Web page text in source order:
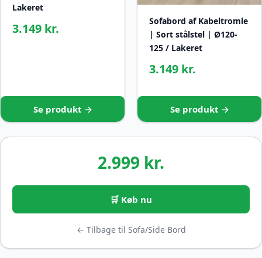
Lakeret
3.149 kr.
Se produkt →
Sofabord af Kabeltromle
| Sort stålstel | Ø120-
125 / Lakeret
3.149 kr.
Se produkt →
2.999 kr.
🛒 Køb nu
← Tilbage til Sofa/Side Bord